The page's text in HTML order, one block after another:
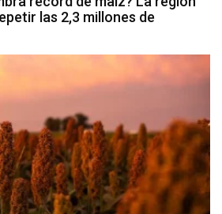
las 2,3 millones de